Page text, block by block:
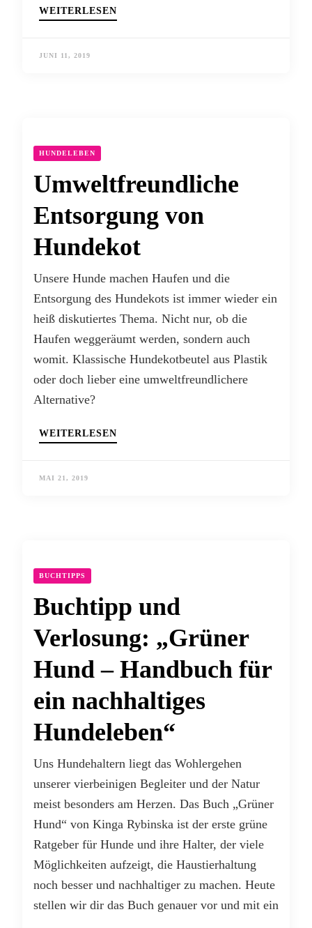
WEITERLESEN
JUNI 11, 2019
HUNDELEBEN
Umweltfreundliche
Entsorgung von
Hundekot
Unsere Hunde machen Haufen und die
Entsorgung des Hundekots ist immer wieder ein
heiß diskutiertes Thema. Nicht nur, ob die
Haufen weggeräumt werden, sondern auch
womit. Klassische Hundekotbeutel aus Plastik
oder doch lieber eine umweltfreundlichere
Alternative?
WEITERLESEN
MAI 21, 2019
BUCHTIPPS
Buchtipp und
Verlosung: „Grüner
Hund – Handbuch für
ein nachhaltiges
Hundeleben“
Uns Hundehaltern liegt das Wohlergehen
unserer vierbeinigen Begleiter und der Natur
meist besonders am Herzen. Das Buch „Grüner
Hund“ von Kinga Rybinska ist der erste grüne
Ratgeber für Hunde und ihre Halter, der viele
Möglichkeiten aufzeigt, die Haustierhaltung
noch besser und nachhaltiger zu machen. Heute
stellen wir dir das Buch genauer vor und mit ein